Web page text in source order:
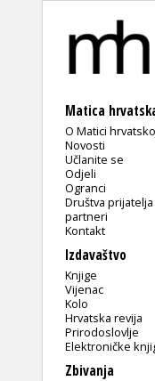
Matica
O Matici
Novosti
Učlanite se
Odjeli
Ogranci
Društva prijatelja
partneri
Kontakt
Izdavaštvo
Knjige
Vijenac
Kolo
Hrvatska revija
Prirodoslovlje
Elektroničke
Zbivanja